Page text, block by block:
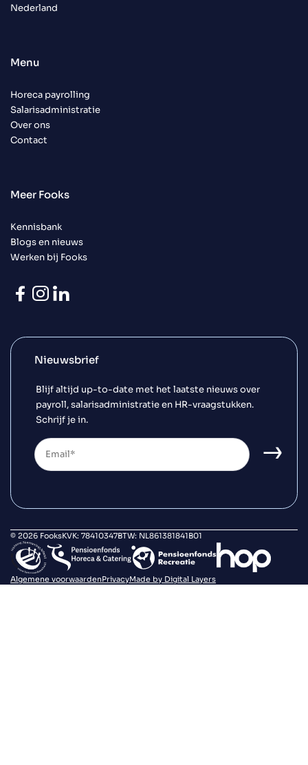
Nederland
Menu
Horeca payrolling
Salarisadministratie
Over ons
Contact
Meer Fooks
Kennisbank
Blogs en nieuws
Werken bij Fooks
Nieuwsbrief
Blijf altijd up-to-date met het laatste nieuws over
payroll, salarisadministratie en HR-vraagstukken.
Schrijf je in.
© 2026 FooksKVK: 78410347BTW: NL861381841B01
Algemene voorwaardenPrivacyMade by Digital Layers